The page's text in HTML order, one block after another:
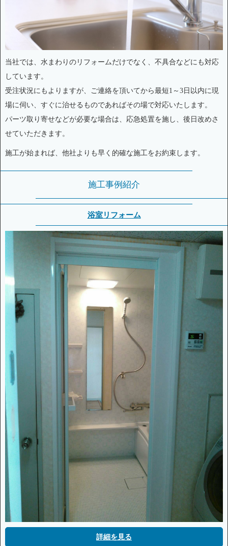
当社では、水まわりのリフォームだけでなく、不具合などにも対応
しています。
受注状況にもよりますが、ご連絡を頂いてから最短1～3日以内に現
場に伺い、すぐに治せるものであればその場で対応いたします。
パーツ取り寄せなどが必要な場合は、応急処置を施し、後日改めさ
せていただきます。
施工が始まれば、他社よりも早く的確な施工をお約束します。
施工事例紹介
浴室リフォーム
詳細を見る